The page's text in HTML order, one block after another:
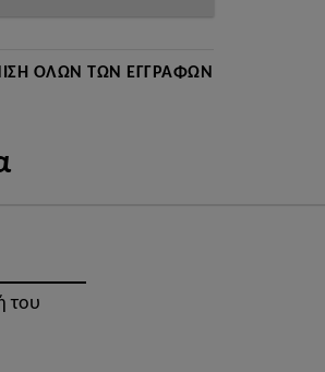
ΌΛΩΝ ΤΩΝ ΕΓΓΡΆΦΩΝ
του